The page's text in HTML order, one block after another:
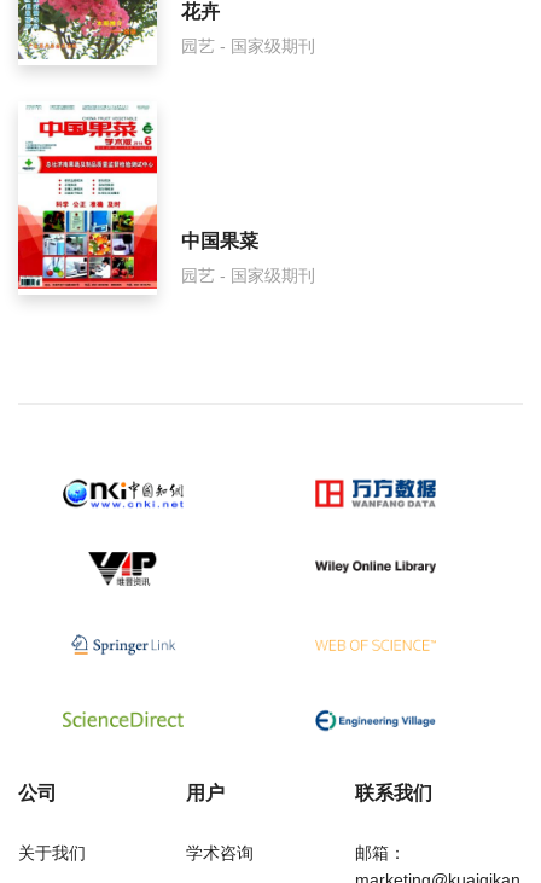
花卉
园艺 - 国家级期刊
中国果菜
园艺 - 国家级期刊
公司
关于我们
用户
学术咨询
联系我们
邮箱：